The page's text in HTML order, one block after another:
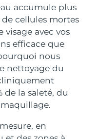
accumule plus
cellules mortes
visage avec vos
efficace que
nous
nettoyage du
la saleté, du
en
massage
on-the-go
& lips
device
red light therapy
bucco-dentaire
toothbrush
ÂGE
LED
Livraison estimée 8/16/26
Livraison estimée
Livraison estimée
Livraison estimée 8/10/26
Livraison estimée8/14/26